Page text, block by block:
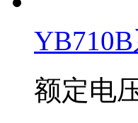
额定电